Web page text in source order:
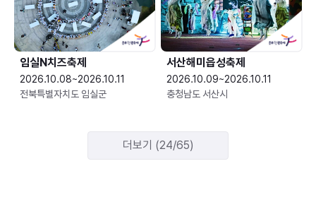
임실N치즈축제
2026.10.08~2026.10.11
전북특별자치도 임실군
서산해미읍성축제
2026.10.09~2026.10.11
충청남도 서산시
더보기 (24/65)